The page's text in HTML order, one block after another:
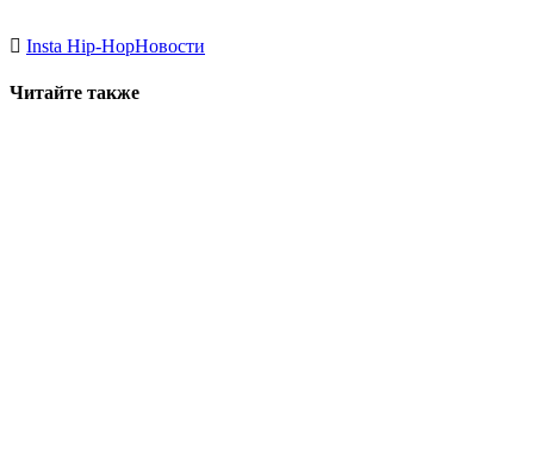
Insta Hip-HopНовости
Читайте также